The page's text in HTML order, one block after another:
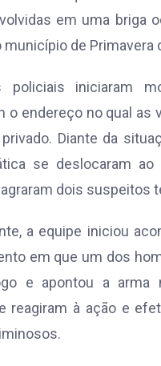
em uma briga
município de Primavera
policiais iniciaram
o endereço no qual as
Diante da
se deslocaram ao
dois suspeitos
a equipe iniciou
em que um dos
e apontou a arma
reagiram à ação e